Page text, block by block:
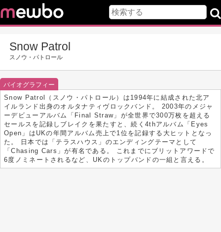
Snow Patrol
スノウ・パトロール
バイオグラフィー
Snow Patrol（スノウ・パトロール）は1994年に結成された北ア
イルランド出身のオルタナティヴロックバンド。 2003年のメジャ
ーデビューアルバム「Final Straw」が全世界で300万枚を超える
セールスを記録しブレイクを果たすと、続く4thアルバム「Eyes
Open」はUKの年間アルバム売上で1位を記録する大ヒットとなっ
た。 日本では「テラスハウス」のエンディングテーマとして
「Chasing Cars」が有名である。 これまでにブリットアワードで
6度ノミネートされるなど、UKのトップバンドの一組と言える。